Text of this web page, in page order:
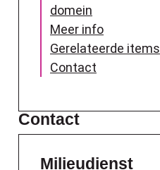
domein
Meer info
Gerelateerde items
Contact
Contact
Milieudienst